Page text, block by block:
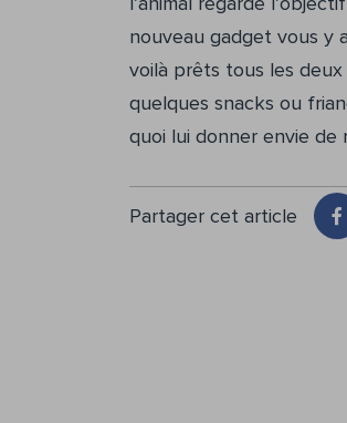
nouveau gadget vous y
voilà prêts tous les
quelques snacks ou
quoi lui donner envie de
Partager cet article